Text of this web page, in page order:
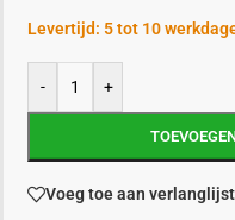
Levertijd: 5 tot 10
- +
Voeg toe aan verlanglijst